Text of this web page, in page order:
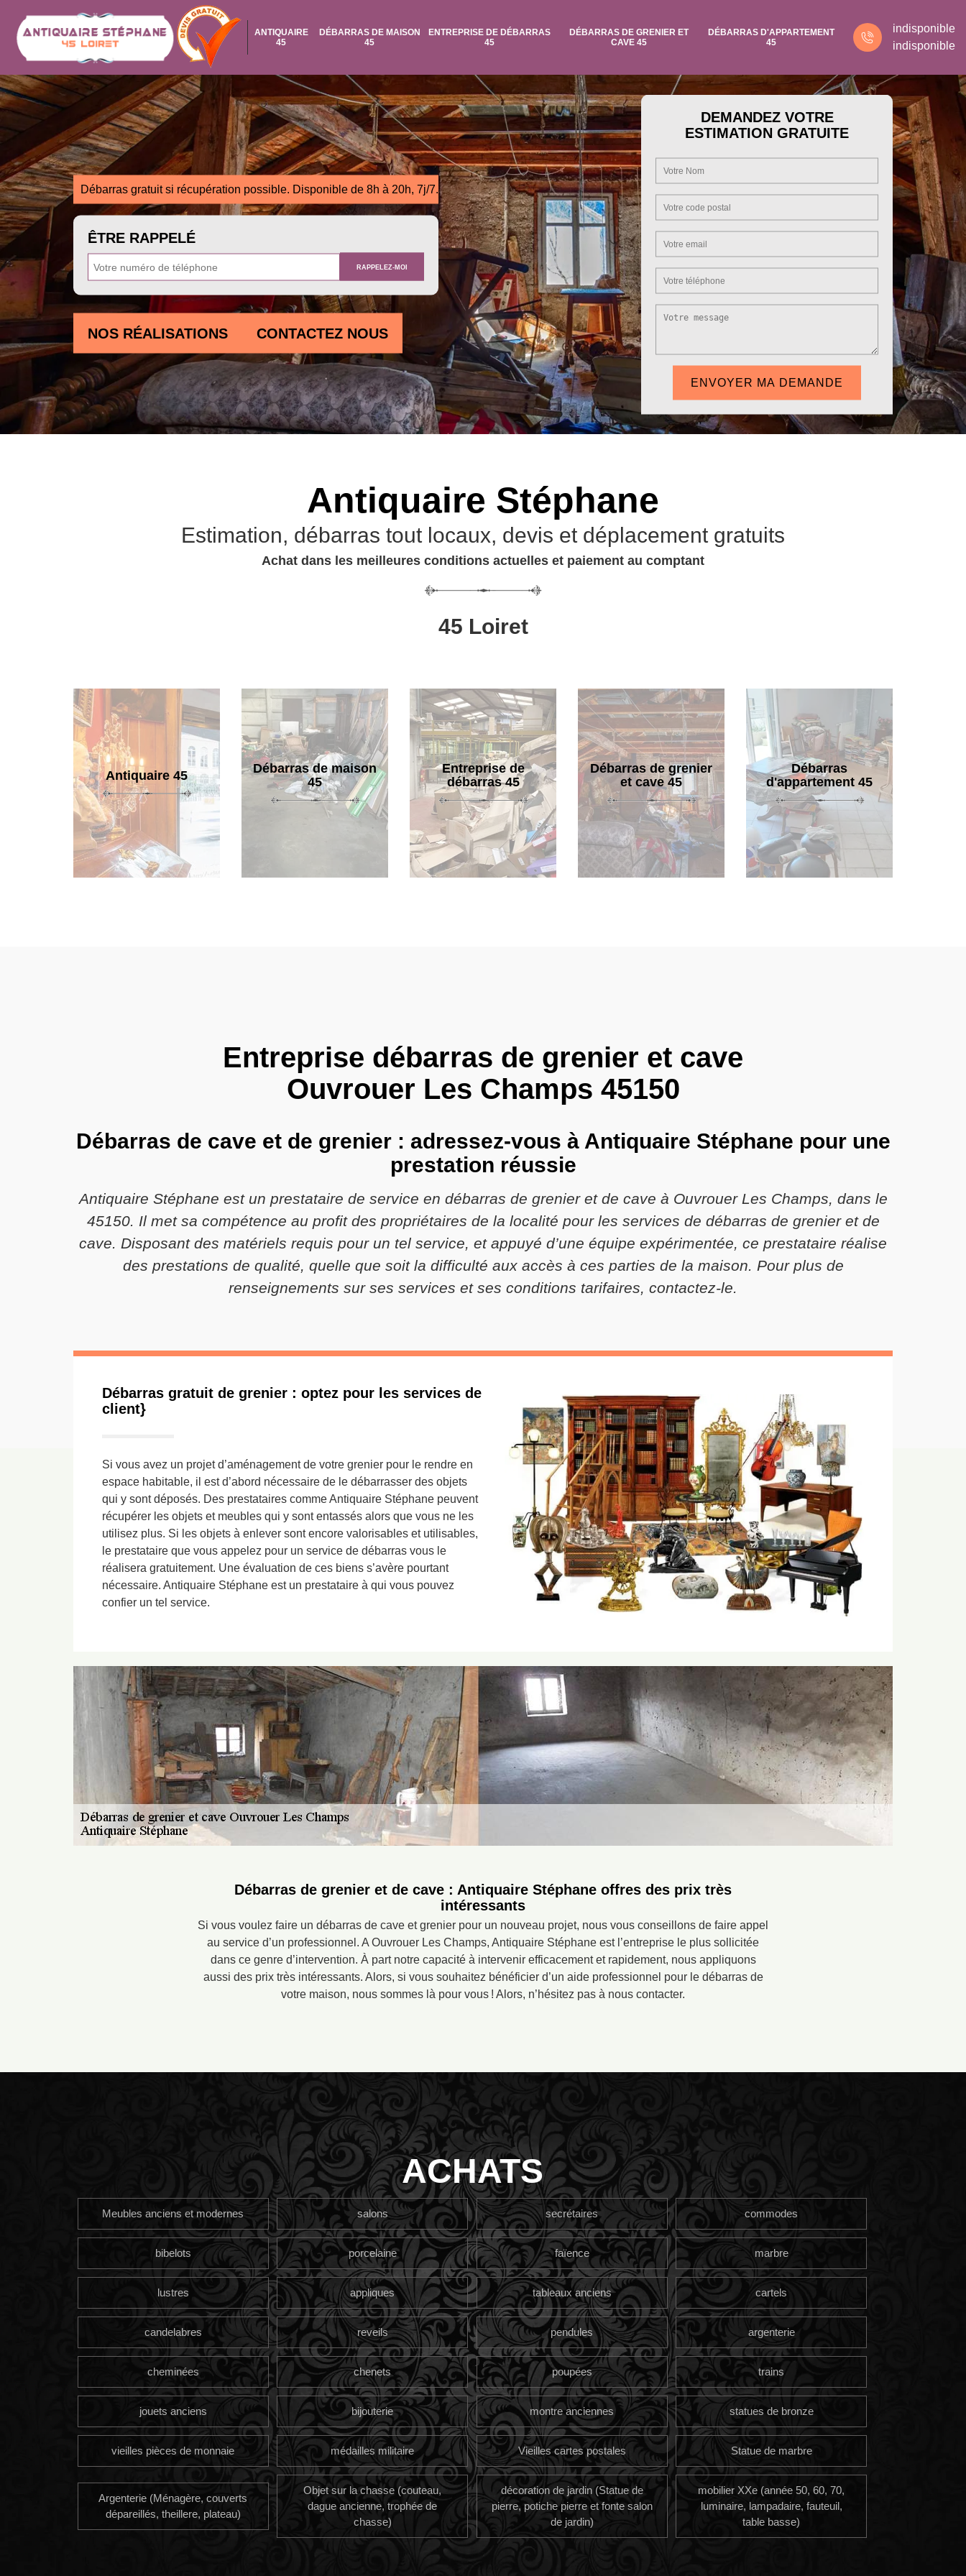
ANTIQUAIRE
45
DÉBARRAS DE MAISON
45
ENTREPRISE DE DÉBARRAS
45
DÉBARRAS DE GRENIER ET
CAVE 45
DÉBARRAS D'APPARTEMENT
45
indisponible
indisponible
Débarras gratuit si récupération possible. Disponible de 8h à 20h, 7j/7.
ÊTRE RAPPELÉ
NOS RÉALISATIONS CONTACTEZ NOUS
DEMANDEZ VOTRE
ESTIMATION GRATUITE
Antiquaire Stéphane
Estimation, débarras tout locaux, devis et déplacement gratuits
Achat dans les meilleures conditions actuelles et paiement au comptant
45 Loiret
Antiquaire 45
Débarras de maison
45
Entreprise de
débarras 45
Débarras de grenier
et cave 45
Débarras
d'appartement 45
Entreprise débarras de grenier et cave
Ouvrouer Les Champs 45150
Débarras de cave et de grenier : adressez-vous à Antiquaire Stéphane pour une
prestation réussie
Antiquaire Stéphane est un prestataire de service en débarras de grenier et de cave à Ouvrouer Les Champs, dans le
45150. Il met sa compétence au profit des propriétaires de la localité pour les services de débarras de grenier et de
cave. Disposant des matériels requis pour un tel service, et appuyé d’une équipe expérimentée, ce prestataire réalise
des prestations de qualité, quelle que soit la difficulté aux accès à ces parties de la maison. Pour plus de
renseignements sur ses services et ses conditions tarifaires, contactez-le.
Débarras gratuit de grenier : optez pour les services de
client}
Si vous avez un projet d’aménagement de votre grenier pour le rendre en
espace habitable, il est d’abord nécessaire de le débarrasser des objets
qui y sont déposés. Des prestataires comme Antiquaire Stéphane peuvent
récupérer les objets et meubles qui y sont entassés alors que vous ne les
utilisez plus. Si les objets à enlever sont encore valorisables et utilisables,
le prestataire que vous appelez pour un service de débarras vous le
réalisera gratuitement. Une évaluation de ces biens s’avère pourtant
nécessaire. Antiquaire Stéphane est un prestataire à qui vous pouvez
confier un tel service.
Débarras de grenier et de cave : Antiquaire Stéphane offres des prix très
intéressants
Si vous voulez faire un débarras de cave et grenier pour un nouveau projet, nous vous conseillons de faire appel
au service d’un professionnel. A Ouvrouer Les Champs, Antiquaire Stéphane est l’entreprise le plus sollicitée
dans ce genre d’intervention. À part notre capacité à intervenir efficacement et rapidement, nous appliquons
aussi des prix très intéressants. Alors, si vous souhaitez bénéficier d’un aide professionnel pour le débarras de
votre maison, nous sommes là pour vous ! Alors, n’hésitez pas à nous contacter.
ACHATS
Meubles anciens et modernes salons secrétaires commodes
bibelots porcelaine faïence marbre
lustres appliques tableaux anciens cartels
candelabres reveils pendules argenterie
cheminées chenets poupées trains
jouets anciens bijouterie montre anciennes statues de bronze
vieilles pièces de monnaie médailles militaire Vieilles cartes postales Statue de marbre
Argenterie (Ménagère, couverts
dépareillés, theillere, plateau)
Objet sur la chasse (couteau,
dague ancienne, trophée de
chasse)
décoration de jardin (Statue de
pierre, potiche pierre et fonte salon
de jardin)
mobilier XXe (année 50, 60, 70,
luminaire, lampadaire, fauteuil,
table basse)